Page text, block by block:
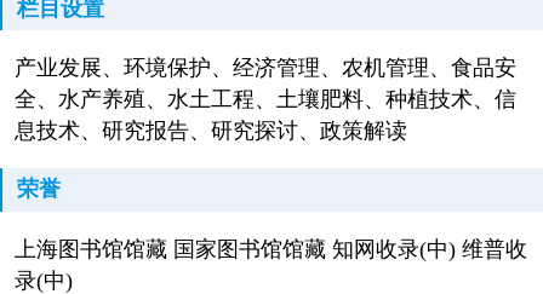
栏目设置
产业发展、环境保护、经济管理、农机管理、食品安
全、水产养殖、水土工程、土壤肥料、种植技术、信
息技术、研究报告、研究探讨、政策解读
荣誉
上海图书馆馆藏 国家图书馆馆藏 知网收录(中) 维普收
录(中)